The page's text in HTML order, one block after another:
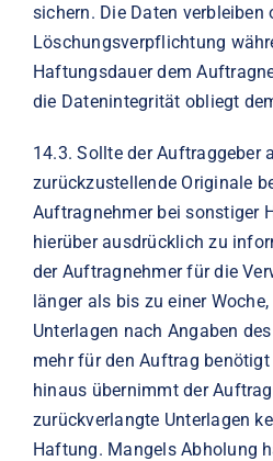
sichern. Die Daten verbleiben
Löschungsverpflichtung
Haftungsdauer dem
die Datenintegrität obliegt
14.3.Sollte der Auftraggeber
zurückzustellende Originale
Auftragnehmer bei sonstiger
hierüber ausdrücklich zu
der Auftragnehmer für die
länger als bis zu einer
Unterlagen nach Angaben
mehr für den Auftrag benötigt
hinaus übernimmt der
zurückverlangte Unterlagen
Haftung. Mangels Abholung